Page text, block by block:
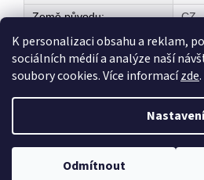
K personalizaci obsahu a reklam,
sociálních médií a analýze naší
soubory cookies. Více informacízde.
Nastavení
Odmítnout
Země původu: CZ
Copyright 2026ELEKTRICKÉ TOPENÍ.
Upravit nastavení